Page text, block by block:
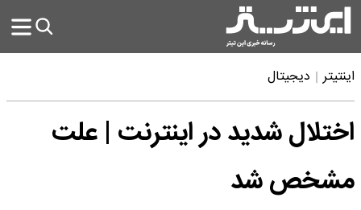
اینتیتر دیجیتال
اختلال شدید در اینترنت | علت
مشخص شد